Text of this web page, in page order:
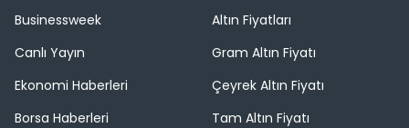
Businessweek
Canlı Yayın
Ekonomi Haberleri
Borsa Haberleri
Altın Fiyatları
Gram Altın Fiyatı
Çeyrek Altın Fiyatı
Tam Altın Fiyatı